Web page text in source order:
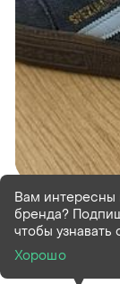
В наличии1 шт
spezial
Вам интересны
бренда?
чтобы узнавать
Хорошо